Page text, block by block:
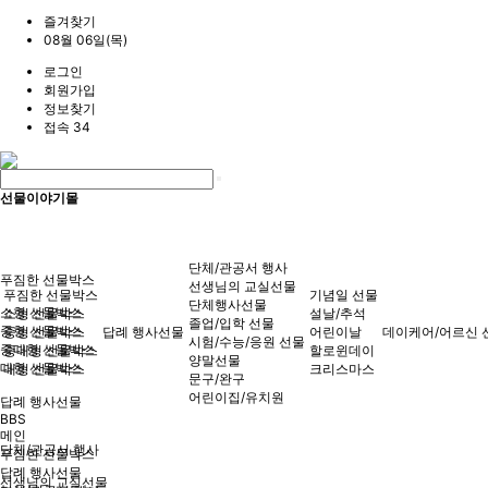
즐겨찾기
08월 06일(목)
로그인
회원가입
정보찾기
접속 34
선물이야기몰
푸짐한 선물박스
소형 선물박스
중형 선물박스
중대형 선물박스
대형 선물박스
답례 행사선물
단체/관공서 행사
선생님의 교실선물
푸짐한 선물박스
소형 선물박스
중형 선물박스
중대형 선물박스
대형 선물박스
답례 행사선물
단체/관공서 행사
선생님의 교실선물
단체행사선물
졸업/입학 선물
시험/수능/응원 선물
양말선물
문구/완구
어린이집/유치원
기념일 선물
설날/추석
어린이날
할로윈데이
크리스마스
데이케어/어르신
BBS
메인
푸짐한 선물박스
답례 행사선물